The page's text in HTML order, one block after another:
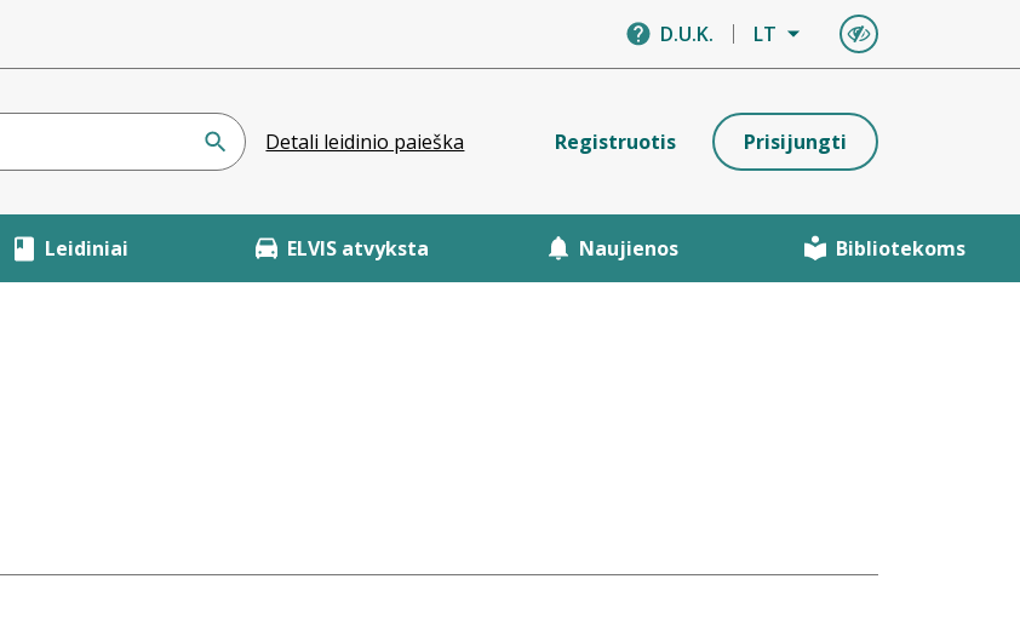
D.U.K. LT
Detali leidinio paieška Registruotis Prisijungti
Leidiniai ELVIS atvyksta Naujienos Bibliotekoms